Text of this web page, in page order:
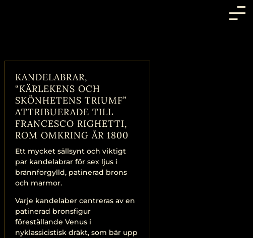
KANDELABRAR,
“KÄRLEKENS OCH
SKÖNHETENS TRIUMF”
ATTRIBUERADE TILL
FRANCESCO RIGHETTI,
ROM OMKRING ÅR 1800
Ett mycket sällsynt och viktigt
par kandelabrar för sex ljus i
brännförgylld, patinerad brons
och marmor.
Varje kandelaber centreras av en
patinerad bronsfigur
föreställande Venus i
nyklassicistisk dräkt, som bär upp